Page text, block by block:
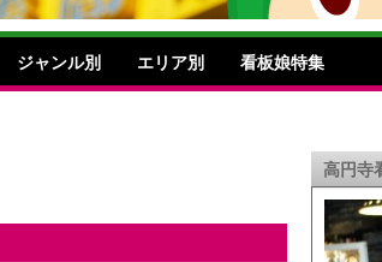
ジャンル別 エリア別 看板娘特集
高円寺